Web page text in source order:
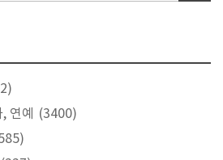
연예
(3400)